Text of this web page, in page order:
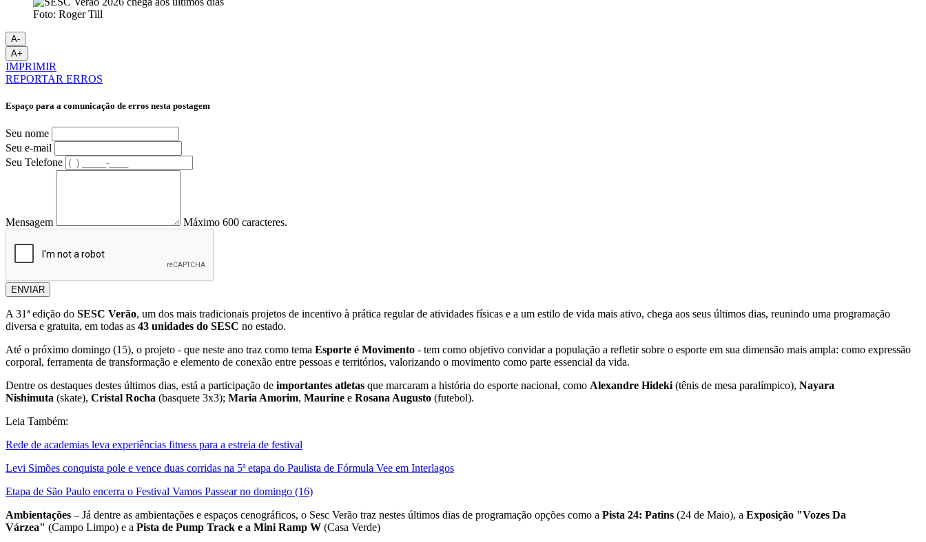
Foto: Roger Till
A-
A+
IMPRIMIR
REPORTAR ERROS
Espaço para a comunicação de erros nesta postagem
Seu nome
Seu e-mail
Seu Telefone
Mensagem Máximo 600 caracteres.
ENVIAR
A 31ª edição do SESC Verão, um dos mais tradicionais projetos de incentivo à prática regular de atividades físicas e a um estilo de vida mais ativo, chega aos seus últimos dias, reunindo uma programação
diversa e gratuita, em todas as 43 unidades do SESC no estado.
Até o próximo domingo (15), o projeto - que neste ano traz como tema Esporte é Movimento - tem como objetivo convidar a população a refletir sobre o esporte em sua dimensão mais ampla: como expressão
corporal, ferramenta de transformação e elemento de conexão entre pessoas e territórios, valorizando o movimento como parte essencial da vida.
Dentre os destaques destes últimos dias, está a participação de importantes atletas que marcaram a história do esporte nacional, como Alexandre Hideki (tênis de mesa paralímpico), Nayara
Nishimuta (skate), Cristal Rocha (basquete 3x3); Maria Amorim, Maurine e Rosana Augusto (futebol).
Leia Também:
Rede de academias leva experiências fitness para a estreia de festival
Levi Simões conquista pole e vence duas corridas na 5ª etapa do Paulista de Fórmula Vee em Interlagos
Etapa de São Paulo encerra o Festival Vamos Passear no domingo (16)
Ambientações – Já dentre as ambientações e espaços cenográficos, o Sesc Verão traz nestes últimos dias de programação opções como a Pista 24: Patins (24 de Maio), a Exposição "Vozes Da
Várzea" (Campo Limpo) e a Pista de Pump Track e a Mini Ramp W (Casa Verde)